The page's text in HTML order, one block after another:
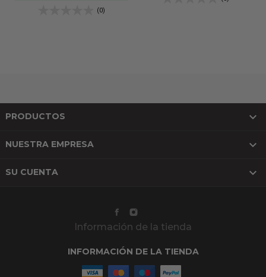
(0)
PRODUCTOS 
NUESTRA EMPRESA 
SU CUENTA 
Información de la tienda
INFORMACIÓN DE LA TIENDA